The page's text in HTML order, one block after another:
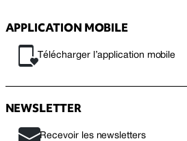
APPLICATION MOBILE
Télécharger l’application mobile
NEWSLETTER
Recevoir les newsletters